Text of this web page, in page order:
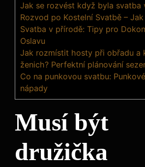
Jak se rozvést když byla svatba
Rozvod po Kostelní Svatbě – Jak
Svatba v přírodě: Tipy pro
Oslavu
Jak rozmístit hosty při obřadu a
ženich? Perfektní plánování
Co na punkovou svatbu:
nápady
Musí být‍
družička